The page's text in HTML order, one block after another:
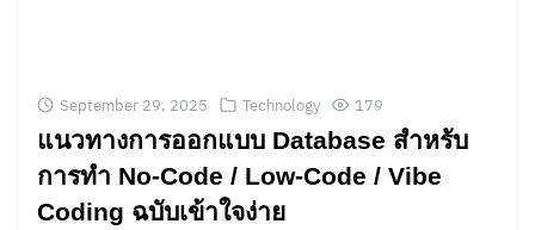
September 29, 2025 Technology 179
แนวทางการออกแบบ Database สำหรับ
การทำ No-Code / Low-Code / Vibe
Coding ฉบับเข้าใจง่าย